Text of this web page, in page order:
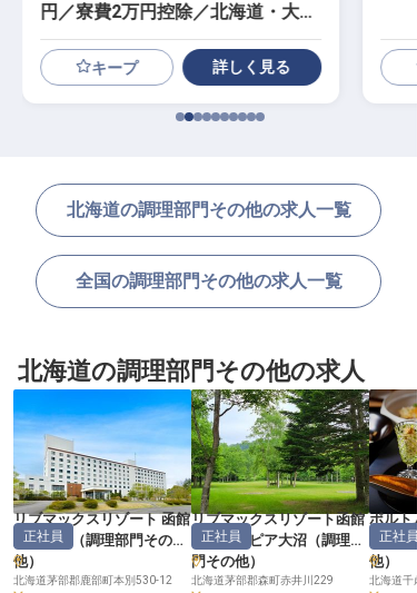
円／寮費2万円控除／北海道・大沼
の大自然／急募
キープ 詳しく見る
北海道の調理部門その他の求人一覧
全国の調理部門その他の求人一覧
北海道の調理部門その他の求人
リブマックスリゾート 函館
鹿部温泉
（調理部門その
他）
正社員
北海道茅部郡鹿部町本別530-12
リブマックスリゾート函館
グリーンピア大沼 （調理部
門その他）
正社員
北海道茅部郡森町赤井川229
ポルト
ル北海
他）
正社員
北海道千